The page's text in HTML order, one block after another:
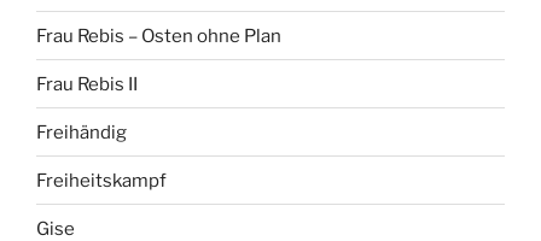
Frau Rebis – Osten ohne Plan
Frau Rebis II
Freihändig
Freiheitskampf
Gise